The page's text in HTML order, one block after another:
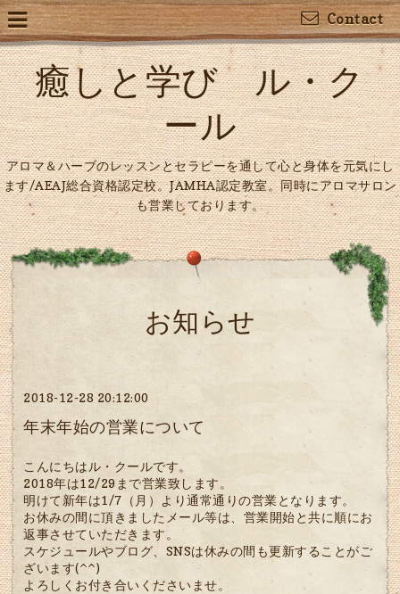
Contact
癒しと学び ル・ク
ール
アロマ＆ハーブのレッスンとセラピーを通して心と身体を元気にし
ます/AEAJ総合資格認定校。JAMHA認定教室。同時にアロマサロン
も営業しております。
お知らせ
2018-12-28 20:12:00
年末年始の営業について
こんにちはル・クールです。
2018年は12/29まで営業致します。
明けて新年は1/7（月）より通常通りの営業となります。
お休みの間に頂きましたメール等は、営業開始と共に順にお
返事させていただきます。
スケジュールやブログ、SNSは休みの間も更新することがご
ざいます(^^)
よろしくお付き合いくださいませ。